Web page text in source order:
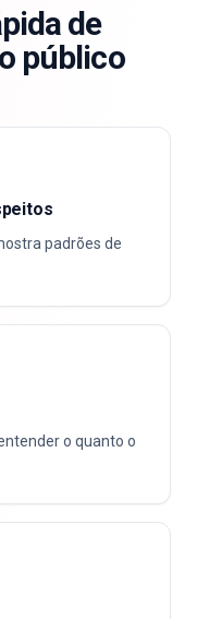
de
público
padrões de
o quanto o